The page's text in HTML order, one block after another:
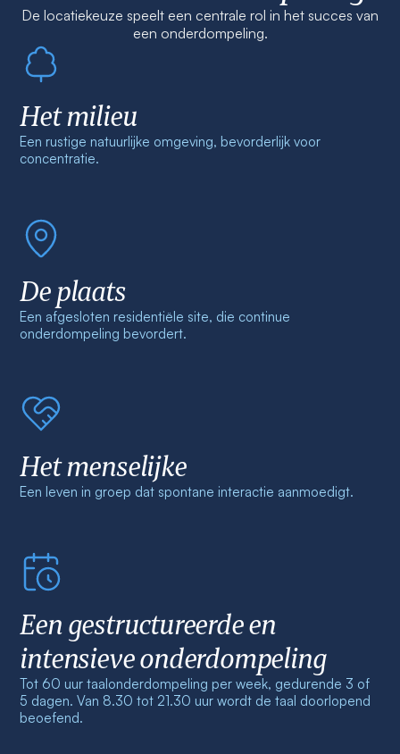
De locatiekeuze speelt een centrale rol in het succes van
een onderdompeling.
Het milieu
Een rustige natuurlijke omgeving, bevorderlijk voor
concentratie.
De plaats
Een afgesloten residentiële site, die continue
onderdompeling bevordert.
Het menselijke
Een leven in groep dat spontane interactie aanmoedigt.
Een gestructureerde en
intensieve onderdompeling
Tot 60 uur taalonderdompeling per week, gedurende 3 of
5 dagen. Van 8.30 tot 21.30 uur wordt de taal doorlopend
beoefend.